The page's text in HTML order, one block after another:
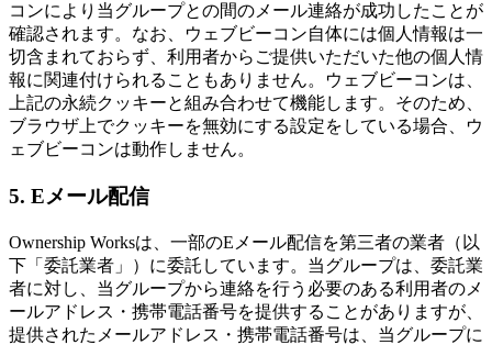
コンにより当グループとの間のメール連絡が成功したことが
確認されます。なお、ウェブビーコン自体には個人情報は一
切含まれておらず、利用者からご提供いただいた他の個人情
報に関連付けられることもありません。ウェブビーコンは、
上記の永続クッキーと組み合わせて機能します。そのため、
ブラウザ上でクッキーを無効にする設定をしている場合、ウ
ェブビーコンは動作しません。
5. Eメール配信
Ownership Worksは、一部のEメール配信を第三者の業者（以
下「委託業者」）に委託しています。当グループは、委託業
者に対し、当グループから連絡を行う必要のある利用者のメ
ールアドレス・携帯電話番号を提供することがありますが、
提供されたメールアドレス・携帯電話番号は、当グループに